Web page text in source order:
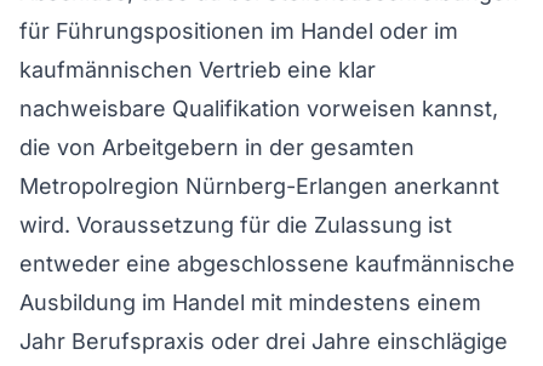
für Führungspositionen im Handel oder im
kaufmännischen Vertrieb eine klar
nachweisbare Qualifikation vorweisen kannst,
die von Arbeitgebern in der gesamten
Metropolregion Nürnberg-Erlangen anerkannt
wird. Voraussetzung für die Zulassung ist
entweder eine abgeschlossene kaufmännische
Ausbildung im Handel mit mindestens einem
Jahr Berufspraxis oder drei Jahre einschlägige